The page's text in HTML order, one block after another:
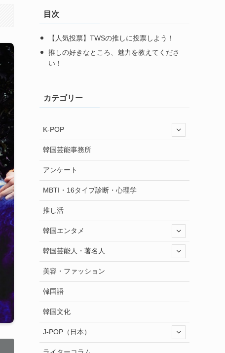
目次
【人気投票】TWSの推しに投票しよう！
推しの好きなところ、魅力を教えてくださ
い！
カテゴリー
K-POP
韓国芸能事務所
アンケート
MBTI・16タイプ診断・心理学
推し活
韓国エンタメ
韓国芸能人・著名人
美容・ファッション
韓国語
韓国文化
J-POP（日本）